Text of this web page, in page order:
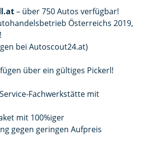
– über 750 Autos verfügbar!
Österreichs 2019,
bei Autoscout24.at)
über ein gültiges Pickerl!
Fachwerkstätte mit
mit 100%iger
gegen geringen Aufpreis